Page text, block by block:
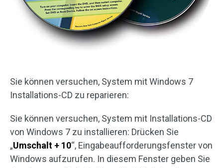
Sie können versuchen, System mit Windows 7
Installations-CD zu reparieren:
Sie können versuchen, System mit Installations-CD
von Windows 7 zu installieren: Drücken Sie
„Umschalt + 10“, Eingabeaufforderungsfenster von
Windows aufzurufen. In diesem Fenster geben Sie